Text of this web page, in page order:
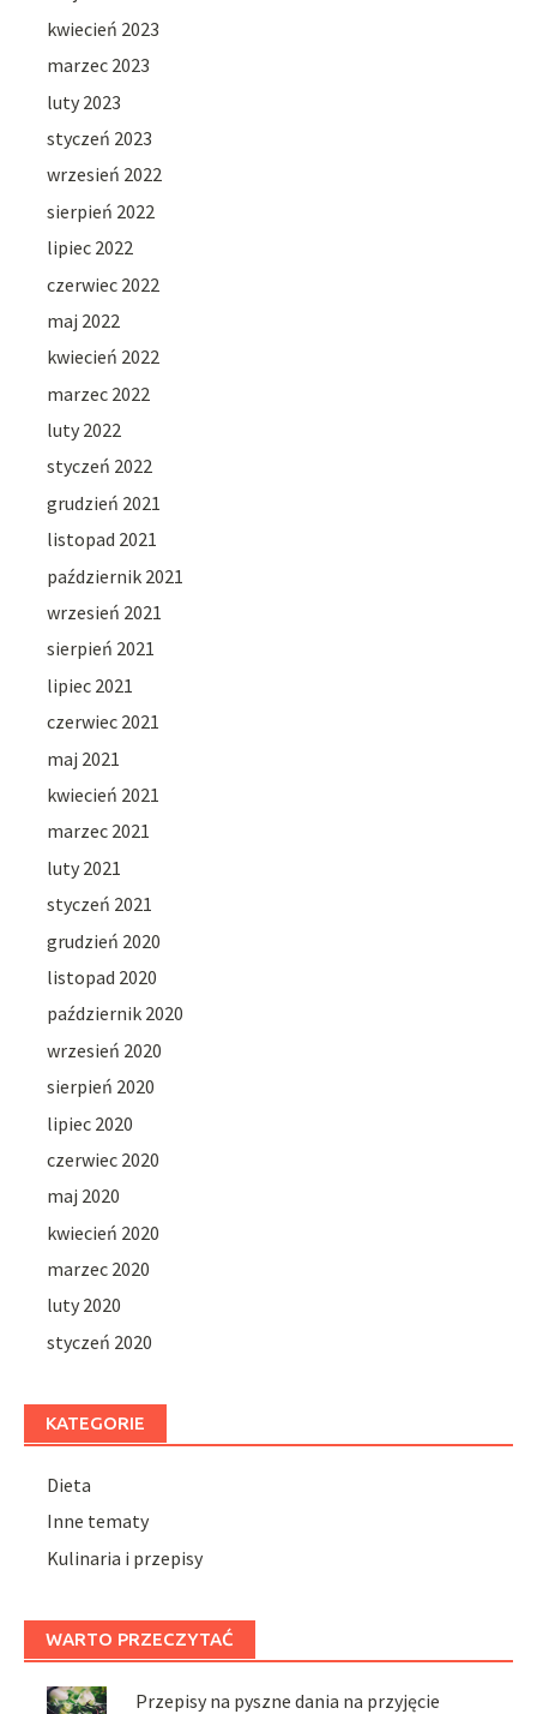
kwiecień 2023
marzec 2023
luty 2023
styczeń 2023
wrzesień 2022
sierpień 2022
lipiec 2022
czerwiec 2022
maj 2022
kwiecień 2022
marzec 2022
luty 2022
styczeń 2022
grudzień 2021
listopad 2021
październik 2021
wrzesień 2021
sierpień 2021
lipiec 2021
czerwiec 2021
maj 2021
kwiecień 2021
marzec 2021
luty 2021
styczeń 2021
grudzień 2020
listopad 2020
październik 2020
wrzesień 2020
sierpień 2020
lipiec 2020
czerwiec 2020
maj 2020
kwiecień 2020
marzec 2020
luty 2020
styczeń 2020
KATEGORIE
Dieta
Inne tematy
Kulinaria i przepisy
WARTO PRZECZYTAĆ
Przepisy na pyszne dania na przyjęcie